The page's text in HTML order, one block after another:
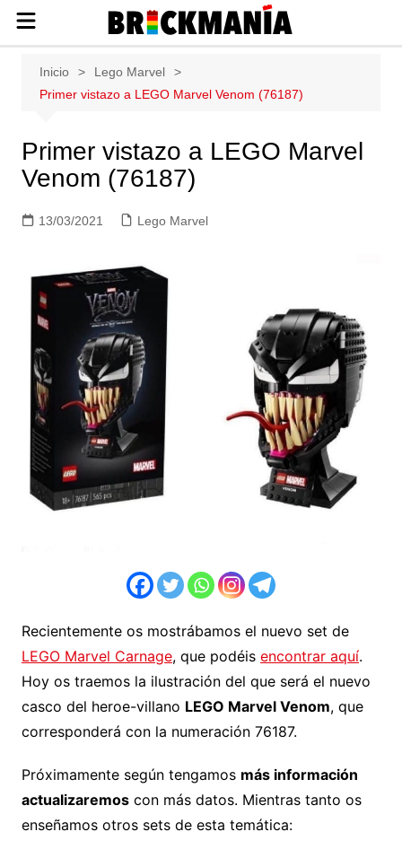
sobre las construcciones LEGO: Star
Wars, Harry Potter, City, Friends, Technic,
Inicio
Lego Marvel
Primer vistazo a LEGO Marvel Venom (76187)
Primer vistazo a LEGO Marvel
Venom (76187)
13/03/2021 Lego Marvel
Recientemente os mostrábamos el nuevo set de
LEGO Marvel Carnage, que podéis encontrar aquí.
Hoy os traemos la ilustración del que será el nuevo
casco del heroe-villano LEGO Marvel Venom, que
corresponderá con la numeración 76187.
Próximamente según tengamos más información
actualizaremoscon más datos. Mientras tanto os
enseñamos otros sets de esta temática: